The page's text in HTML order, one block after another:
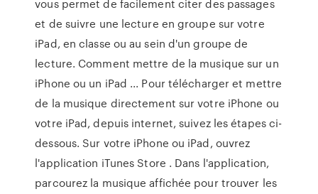
vous permet de facilement citer des passages
et de suivre une lecture en groupe sur votre
iPad, en classe ou au sein d'un groupe de
lecture. Comment mettre de la musique sur un
iPhone ou un iPad ... Pour télécharger et mettre
de la musique directement sur votre iPhone ou
votre iPad, depuis internet, suivez les étapes ci-
dessous. Sur votre iPhone ou iPad, ouvrez
l'application iTunes Store . Dans l'application,
parcourez la musique affichée pour trouver les